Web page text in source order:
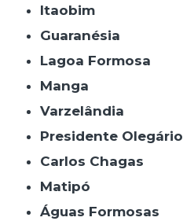
Itaobim
Guaranésia
Lagoa Formosa
Manga
Varzelândia
Presidente Olegário
Carlos Chagas
Matipó
Águas Formosas